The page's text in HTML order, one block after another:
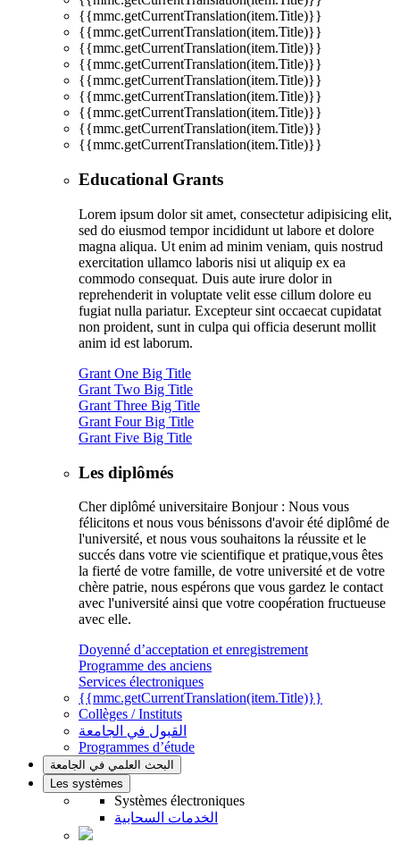
{{mmc.getCurrentTranslation(item.Title)}}
{{mmc.getCurrentTranslation(item.Title)}}
{{mmc.getCurrentTranslation(item.Title)}}
{{mmc.getCurrentTranslation(item.Title)}}
{{mmc.getCurrentTranslation(item.Title)}}
{{mmc.getCurrentTranslation(item.Title)}}
{{mmc.getCurrentTranslation(item.Title)}}
{{mmc.getCurrentTranslation(item.Title)}}
{{mmc.getCurrentTranslation(item.Title)}}
Educational Grants
Lorem ipsum dolor sit amet, consectetur adipisicing elit,
sed do eiusmod tempor incididunt ut labore et dolore
magna aliqua. Ut enim ad minim veniam, quis nostrud
exercitation ullamco laboris nisi ut aliquip ex ea
commodo consequat. Duis aute irure dolor in
reprehenderit in voluptate velit esse cillum dolore eu
fugiat nulla pariatur. Excepteur sint occaecat cupidatat
non proident, sunt in culpa qui officia deserunt mollit
anim id est laborum.
Grant One Big Title
Grant Two Big Title
Grant Three Big Title
Grant Four Big Title
Grant Five Big Title
Les diplômés
Cher diplômé universitaire Bonjour : Nous vous
félicitons et nous vous bénissons d'avoir été diplômé de
l'université, et nous vous souhaitons la réussite et le
succés dans votre vie scientifique et pratique,vous êtes
la fierté de votre famille, de votre université et de votre
chère patrie, nous espérons que vous gardez le contact
avec l'université ainsi que votre coopération fructueuse
avec elle.
Doyenné d’acceptation et enregistrement
Programme des anciens
Services électroniques
{{mmc.getCurrentTranslation(item.Title)}}
Collèges / Instituts
القبول في الجامعة
Programmes d’étude
البحث العلمي في الجامعة
Les systèmes
Systèmes électroniques
الخدمات السحابية